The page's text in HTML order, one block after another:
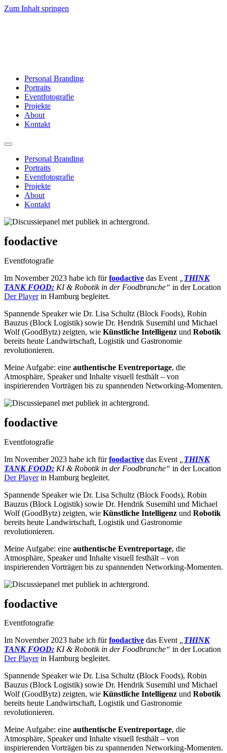
Zum Inhalt springen
Personal Branding
Portraits
Eventfotografie
Projekte
About
Kontakt
Personal Branding
Portraits
Eventfotografie
Projekte
About
Kontakt
foodactive
Eventfotografie
Im November 2023 habe ich fürfoodactive das Event
THINK
TANK FOOD: KI & Robotik in der Foodbranche“ in der Location
Der Playerin Hamburg begleitet.
Spannende Speaker wie Dr. Lisa Schultz (Block Foods), Robin
Bauzus (Block Logistik) sowie Dr. Hendrik Susemihl und Michael
Wolf (GoodBytz) zeigten, wie Künstliche Intelligenz und Robotik
bereits heute Landwirtschaft, Logistik und Gastronomie
revolutionieren.
Meine Aufgabe: eine authentische Eventreportage, die
Atmosphäre, Speaker und Inhalte visuell festhält – von
inspirierenden Vorträgen bis zu spannenden Networking-Momenten.
foodactive
Eventfotografie
Im November 2023 habe ich fürfoodactive das Event
THINK
TANK FOOD: KI & Robotik in der Foodbranche“ in der Location
Der Playerin Hamburg begleitet.
Spannende Speaker wie Dr. Lisa Schultz (Block Foods), Robin
Bauzus (Block Logistik) sowie Dr. Hendrik Susemihl und Michael
Wolf (GoodBytz) zeigten, wie Künstliche Intelligenz und Robotik
bereits heute Landwirtschaft, Logistik und Gastronomie
revolutionieren.
Meine Aufgabe: eine authentische Eventreportage, die
Atmosphäre, Speaker und Inhalte visuell festhält – von
inspirierenden Vorträgen bis zu spannenden Networking-Momenten.
foodactive
Eventfotografie
Im November 2023 habe ich fürfoodactive das Event „THINK
TANK FOOD: KI & Robotik in der Foodbranche“ in der Location
Der Playerin Hamburg begleitet.
Spannende Speaker wie Dr. Lisa Schultz (Block Foods), Robin
Bauzus (Block Logistik) sowie Dr. Hendrik Susemihl und Michael
Wolf (GoodBytz) zeigten, wie Künstliche Intelligenz und Robotik
bereits heute Landwirtschaft, Logistik und Gastronomie
revolutionieren.
Meine Aufgabe: eine authentische Eventreportage, die
Atmosphäre, Speaker und Inhalte visuell festhält – von
inspirierenden Vorträgen bis zu spannenden Networking-Momenten.